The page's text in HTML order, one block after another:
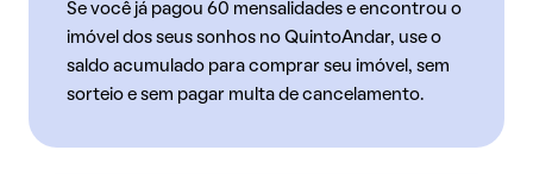
Se você já pagou 60 mensalidades e encontrou o
imóvel dos seus sonhos no QuintoAndar, use o
saldo acumulado para comprar seu imóvel, sem
sorteio e sem pagar multa de cancelamento.